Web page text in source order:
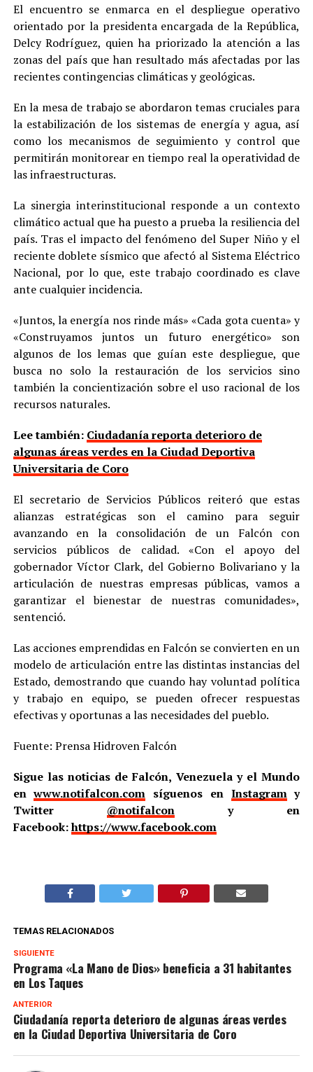
El encuentro se enmarca en el despliegue operativo
orientado por la presidenta encargada de la República,
Delcy Rodríguez, quien ha priorizado la atención a las
zonas del país que han resultado más afectadas por las
recientes contingencias climáticas y geológicas.
En la mesa de trabajo se abordaron temas cruciales para
la estabilización de los sistemas de energía y agua, así
como los mecanismos de seguimiento y control que
permitirán monitorear en tiempo real la operatividad de
las infraestructuras.
La sinergia interinstitucional responde a un contexto
climático actual que ha puesto a prueba la resiliencia del
país. Tras el impacto del fenómeno del Super Niño y el
reciente doblete sísmico que afectó al Sistema Eléctrico
Nacional, por lo que, este trabajo coordinado es clave
ante cualquier incidencia.
«Juntos, la energía nos rinde más» «Cada gota cuenta» y
«Construyamos juntos un futuro energético» son
algunos de los lemas que guían este despliegue, que
busca no solo la restauración de los servicios sino
también la concientización sobre el uso racional de los
recursos naturales.
Lee también: Ciudadanía reporta deterioro de
algunas áreas verdes en la Ciudad Deportiva
Universitaria de Coro
El secretario de Servicios Públicos reiteró que estas
alianzas estratégicas son el camino para seguir
avanzando en la consolidación de un Falcón con
servicios públicos de calidad. «Con el apoyo del
gobernador Víctor Clark, del Gobierno Bolivariano y la
articulación de nuestras empresas públicas, vamos a
garantizar el bienestar de nuestras comunidades»,
sentenció.
Las acciones emprendidas en Falcón se convierten en un
modelo de articulación entre las distintas instancias del
Estado, demostrando que cuando hay voluntad política
y trabajo en equipo, se pueden ofrecer respuestas
efectivas y oportunas a las necesidades del pueblo.
Fuente: Prensa Hidroven Falcón
Sigue las noticias de Falcón, Venezuela y el Mundo
enwww.notifalcon.com síguenos en Instagramy
Twitter @notifalcony en
Facebook:https://www.facebook.com
TEMAS RELACIONADOS
SIGUIENTE
Programa «La Mano de Dios» beneficia a 31 habitantes
en Los Taques
ANTERIOR
Ciudadanía reporta deterioro de algunas áreas verdes
en la Ciudad Deportiva Universitaria de Coro